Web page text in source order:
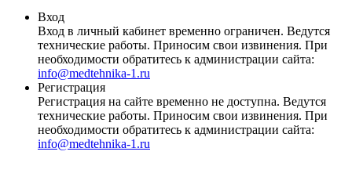
Вход
Вход в личный кабинет временно ограничен. Ведутся
технические работы. Приносим свои извинения. При
необходимости обратитесь к администрации сайта:
info@medtehnika-1.ru
Регистрация
Регистрация на сайте временно не доступна. Ведутся
технические работы. Приносим свои извинения. При
необходимости обратитесь к администрации сайта:
info@medtehnika-1.ru